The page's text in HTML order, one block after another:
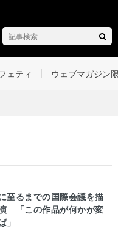
ェティ ウェブマガジン
至るまでの国際会議を描
「この作品が何かが変
」